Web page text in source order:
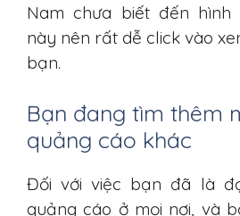
Nam chưa biết đến hình
này nên rất dễ click vào
bạn.
Bạn đang tìm thêm
quảng cáo khác
Đối với việc bạn đã là
quảng cáo ở mọi nơi, và